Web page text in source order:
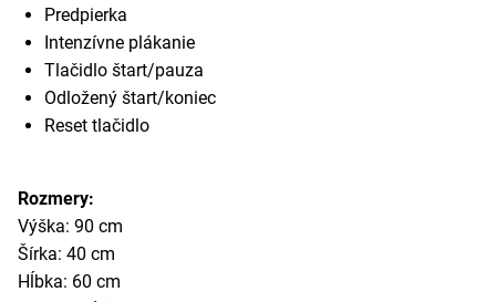
Predpierka
Intenzívne plákanie
Tlačidlo štart/pauza
Odložený štart/koniec
Reset tlačidlo
Rozmery:
Výška: 90 cm
Šírka: 40 cm
Hĺbka: 60 cm